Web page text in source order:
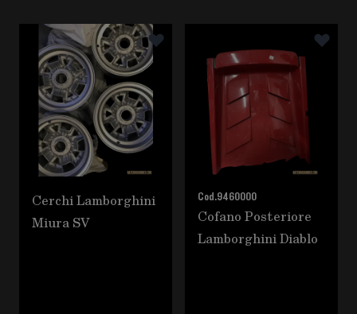
È possibile navigare tra gli elementi del carosello
Premere per saltare il carosello
Cerchi Lamborghini
Miura SV
Cod.9460000
Cofano Posteriore
Lamborghini Diablo